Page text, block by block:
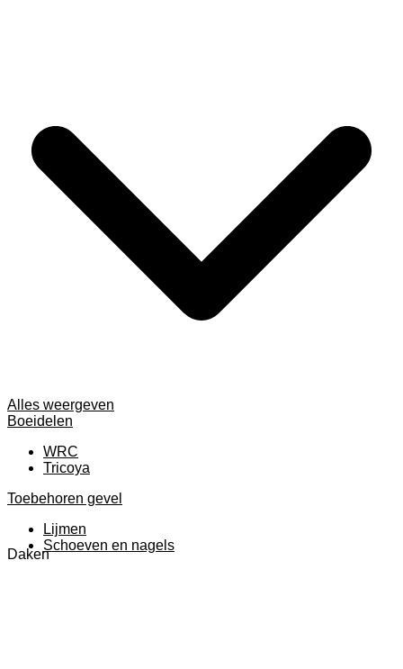
Alles weergeven
Boeidelen
WRC
Tricoya
Toebehoren gevel
Lijmen
Schoeven en nagels
Daken